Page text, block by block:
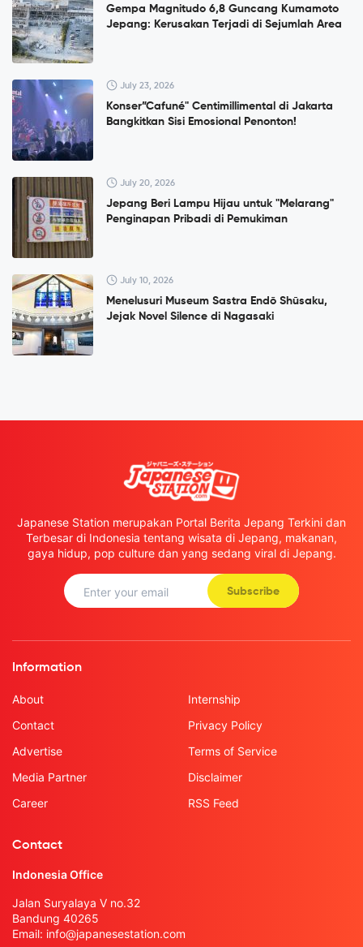
Gempa Magnitudo 6,8 Guncang Kumamoto
Jepang: Kerusakan Terjadi di Sejumlah Area
July 23, 2026
Konser”Cafuné" Centimillimental di Jakarta
Bangkitkan Sisi Emosional Penonton!
July 20, 2026
Jepang Beri Lampu Hijau untuk "Melarang"
Penginapan Pribadi di Pemukiman
July 10, 2026
Menelusuri Museum Sastra Endō Shūsaku,
Jejak Novel Silence di Nagasaki
Japanese Station merupakan Portal Berita Jepang Terkini dan
Terbesar di Indonesia tentang wisata di Jepang, makanan,
gaya hidup, pop culture dan yang sedang viral di Jepang.
Subscribe
Information
About
Contact
Advertise
Media Partner
Career
Internship
Privacy Policy
Terms of Service
Disclaimer
RSS Feed
Contact
Indonesia Office
Jalan Suryalaya V no.32
Bandung 40265
Email: info@japanesestation.com